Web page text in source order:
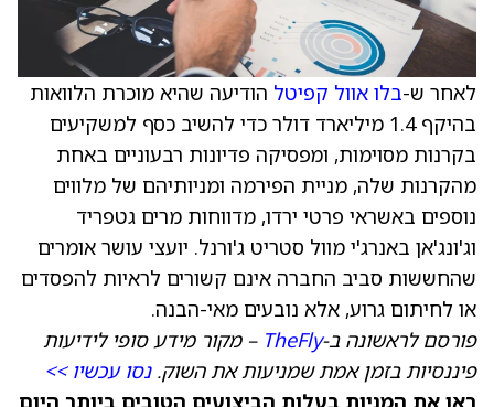
לאחר ש-בלו אוול קפיטל הודיעה שהיא מוכרת הלוואות
בהיקף 1.4 מיליארד דולר כדי להשיב כסף למשקיעים
בקרנות מסוימות, ומפסיקה פדיונות רבעוניים באחת
מהקרנות שלה, מניית הפירמה ומניותיהם של מלווים
נוספים באשראי פרטי ירדו, מדווחות מרים גטפריד
וג'ונג'אן באנרג'י מוול סטריט ג'ורנל. יועצי עושר אומרים
שהחששות סביב החברה אינם קשורים לראיות להפסדים
או לחיתום גרוע, אלא נובעים מאי-הבנה.
פורסם לראשונה ב-TheFly – מקור מידע סופי לידיעות
פיננסיות בזמן אמת שמניעות את השוק.נסו עכשיו >>
ראו את המניות בעלות הביצועים הטובים ביותר היום